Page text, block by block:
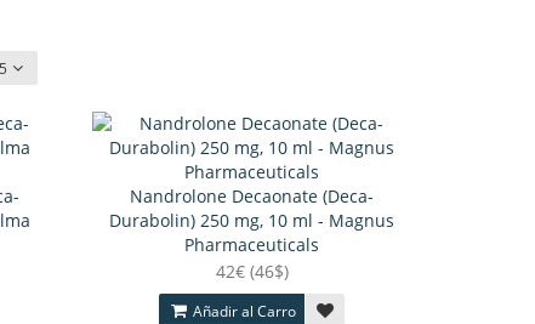
Nandrolone Decaonate (Deca-
Durabolin) 250 mg, 10 ml - Magnus
Pharmaceuticals
42€ (46$)
Añadir al Carro